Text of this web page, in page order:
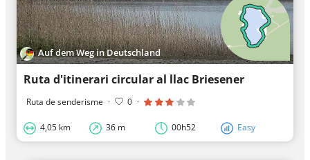
Auf dem Weg in Deutschland
Ruta d'itinerari circular al llac Briesener
Ruta de senderisme · 0 ·
4,05 km 36 m 00h52 Easy